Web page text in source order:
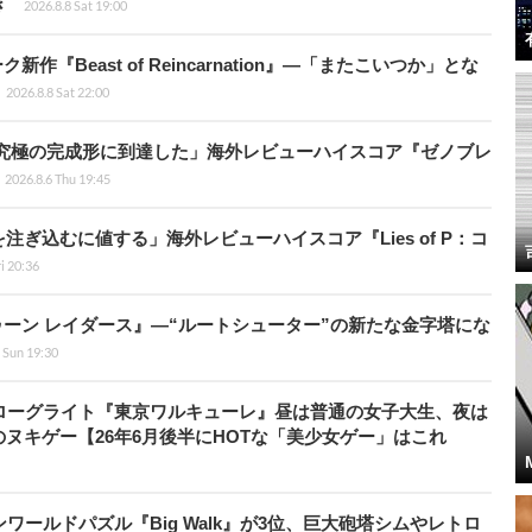
2026.8.8 Sat 19:00
新作『Beast of Reincarnation』―「またこいつか」とな
2026.8.8 Sat 22:00
の完成形に到達した」海外レビューハイスコア『ゼノブレ
2026.8.6 Thu 19:45
ぎ込むに値する」海外レビューハイスコア『Lies of P：コ
20:36
ン レイダース』―“ルートシューター”の新たな金字塔にな
19:30
グライト『東京ワルキューレ』昼は普通の女子大生、夜は
キゲー【26年6月後半にHOTな「美少女ゲー」はこれ
ールドパズル『Big Walk』が3位、巨大砲塔シムやレトロ